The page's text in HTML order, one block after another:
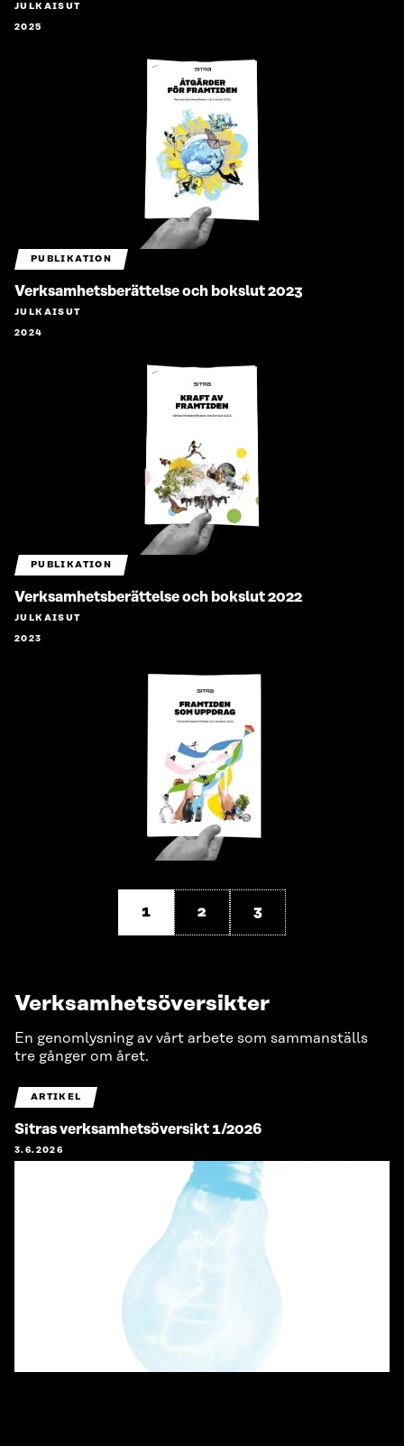
JULKAISUT
2025
PUBLIKATION
Verksamhetsberättelse och bokslut 2023
JULKAISUT
2024
PUBLIKATION
Verksamhetsberättelse och bokslut 2022
JULKAISUT
2023
1 2 3
Verksamhetsöversikter
En genomlysning av vårt arbete som sammanställs
tre gånger om året.
ARTIKEL
Sitras verksamhetsöversikt 1/2026
3.6.2026